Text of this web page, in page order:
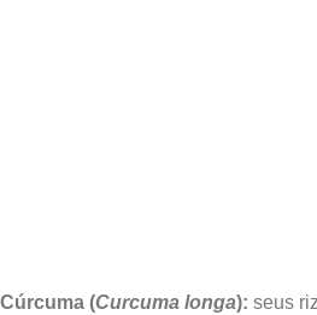
Cúrcuma (Curcuma longa): seus